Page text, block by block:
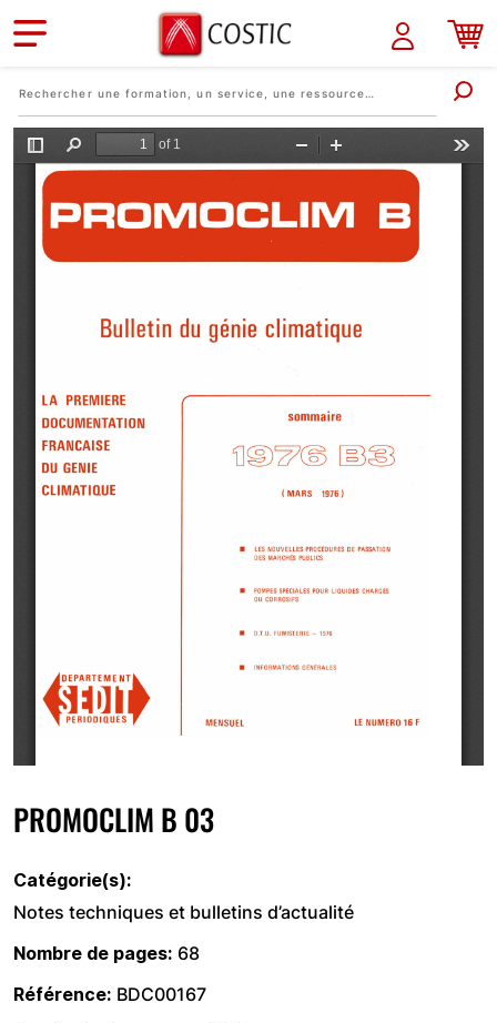
Aller au contenu principal
PROMOCLIM B 03
Catégorie(s)
Notes techniques et bulletins d’actualité
Nombre de pages 68
Référence BDC00167